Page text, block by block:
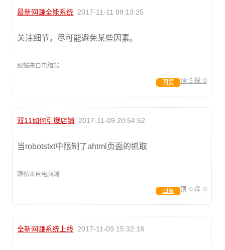
最新网赚全能系统 2017-11-11 09:13:25
关注细节，尽可能避免某些因素。
跟帖来自电脑端
顶: 5 踩: 0
回复
双11如何引爆店铺 2017-11-09 20:54:52
当robotstxt中限制了ahtml页面的抓取
跟帖来自电脑端
顶: 0 踩: 0
回复
全新网赚系统上线 2017-11-09 15:32:18